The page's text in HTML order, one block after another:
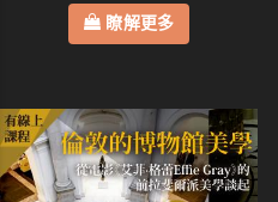
瞭解更多